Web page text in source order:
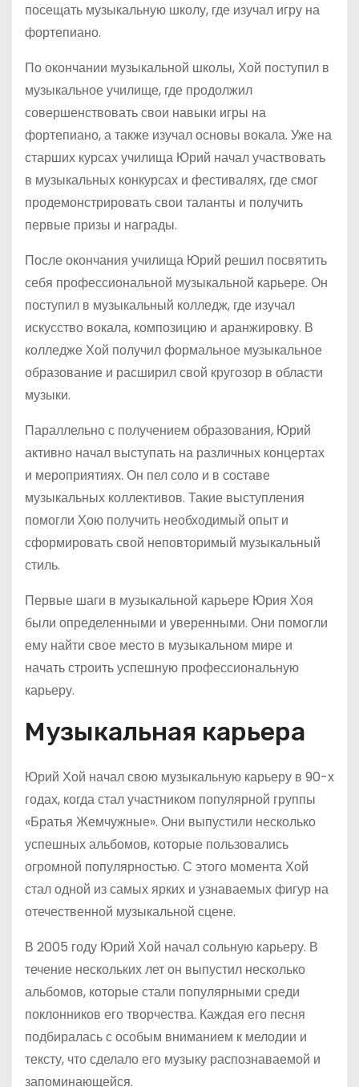
посещать музыкальную школу, где изучал игру на
фортепиано.
По окончании музыкальной школы, Хой поступил в
музыкальное училище, где продолжил
совершенствовать свои навыки игры на
фортепиано, а также изучал основы вокала. Уже на
старших курсах училища Юрий начал участвовать
в музыкальных конкурсах и фестивалях, где смог
продемонстрировать свои таланты и получить
первые призы и награды.
После окончания училища Юрий решил посвятить
себя профессиональной музыкальной карьере. Он
поступил в музыкальный колледж, где изучал
искусство вокала, композицию и аранжировку. В
колледже Хой получил формальное музыкальное
образование и расширил свой кругозор в области
музыки.
Параллельно с получением образования, Юрий
активно начал выступать на различных концертах
и мероприятиях. Он пел соло и в составе
музыкальных коллективов. Такие выступления
помогли Хою получить необходимый опыт и
сформировать свой неповторимый музыкальный
стиль.
Первые шаги в музыкальной карьере Юрия Хоя
были определенными и уверенными. Они помогли
ему найти свое место в музыкальном мире и
начать строить успешную профессиональную
карьеру.
Музыкальная карьера
Юрий Хой начал свою музыкальную карьеру в 90-х
годах, когда стал участником популярной группы
«Братья Жемчужные». Они выпустили несколько
успешных альбомов, которые пользовались
огромной популярностью. С этого момента Хой
стал одной из самых ярких и узнаваемых фигур на
отечественной музыкальной сцене.
В 2005 году Юрий Хой начал сольную карьеру. В
течение нескольких лет он выпустил несколько
альбомов, которые стали популярными среди
поклонников его творчества. Каждая его песня
подбиралась с особым вниманием к мелодии и
тексту, что сделало его музыку распознаваемой и
запоминающейся.